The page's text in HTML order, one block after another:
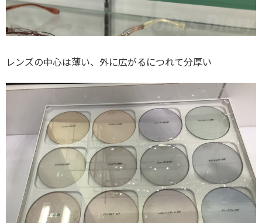
レンズの中心は薄い、外に広がるにつれて分厚い